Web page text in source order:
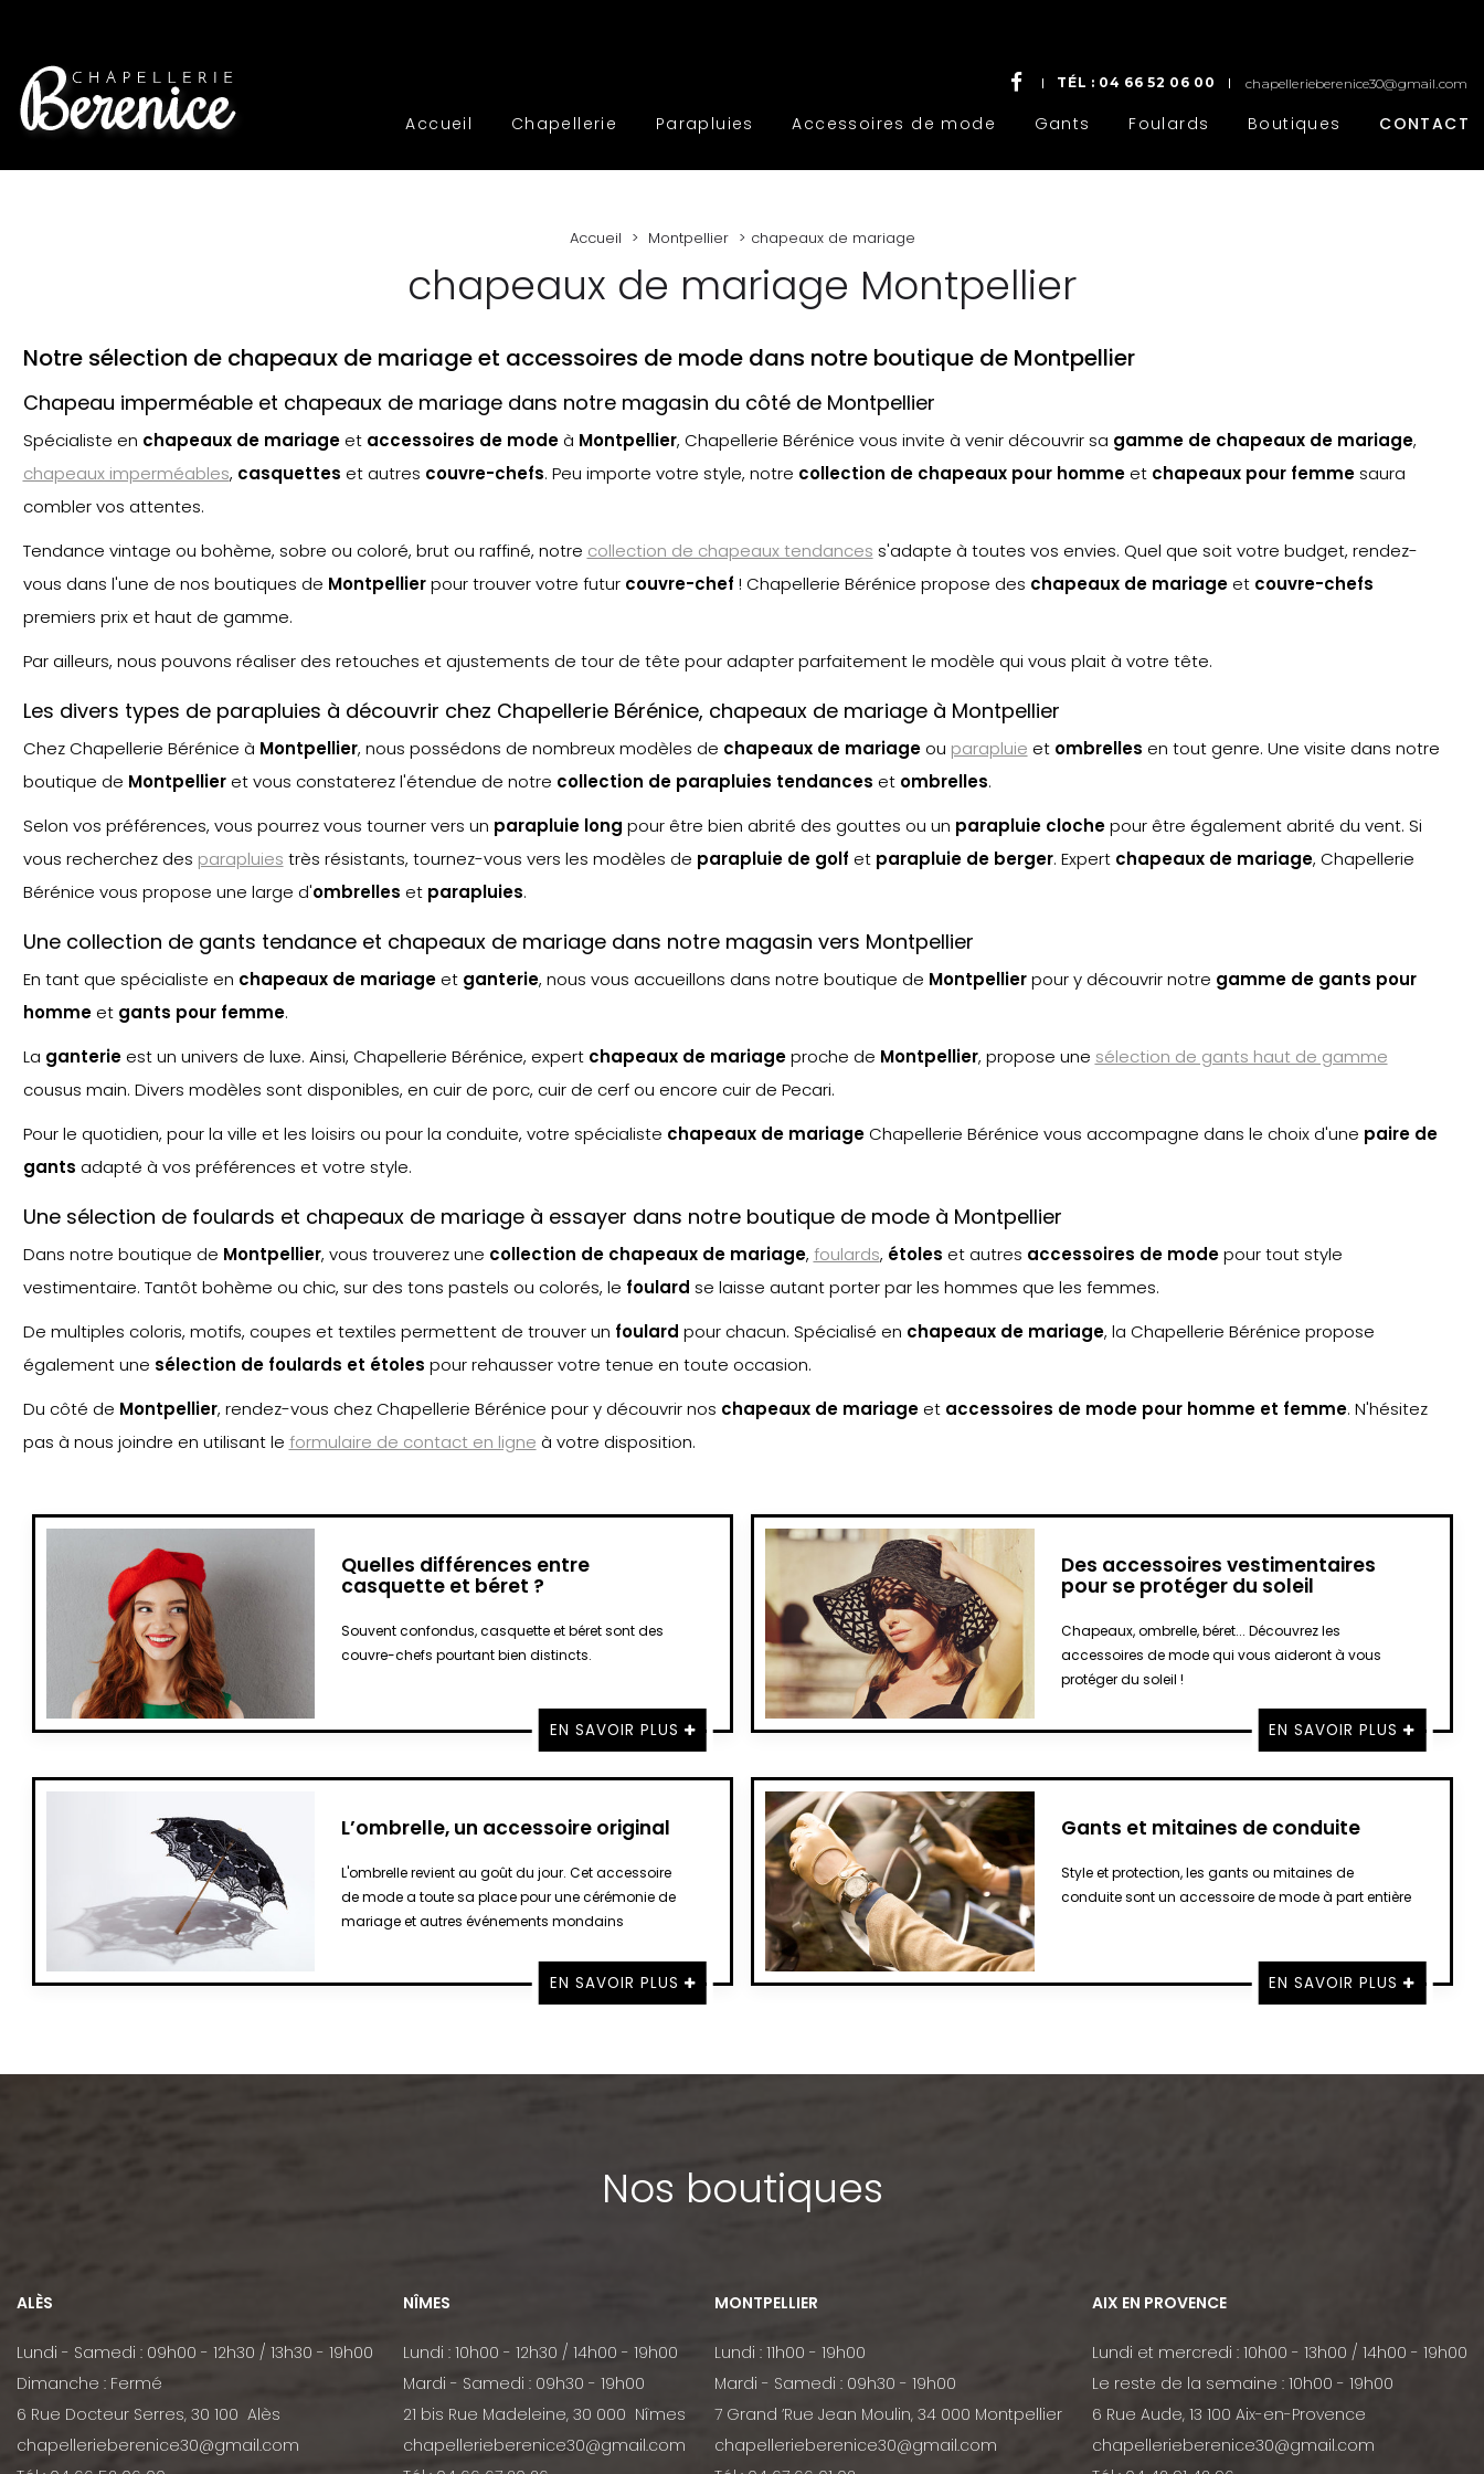
TÉL : 04 66 52 06 00 chapellerieberenice30@gmail.com
Accueil Chapellerie Parapluies Accessoires de mode Gants Foulards Boutiques CONTACT
Accueil Montpellier chapeaux de mariage
chapeaux de mariage Montpellier
Notre sélection de chapeaux de mariage et accessoires de mode dans notre boutique de Montpellier
Chapeau imperméable et chapeaux de mariage dans notre magasin du côté de Montpellier
Spécialiste en chapeaux de mariageet accessoires de modeà Montpellier, Chapellerie Bérénice vous invite à venir découvrir sa gamme de chapeaux de mariage,
chapeaux imperméables, casquettes et autres couvre-chefs. Peu importe votre style, notre collection de chapeaux pour hommeet chapeaux pour femmesaura
combler vos attentes.
Tendance vintage ou bohème, sobre ou coloré, brut ou raffiné, notre collection de chapeaux tendances s'adapte à toutes vos envies. Quel que soit votre budget, rendez-
vous dans l'une de nos boutiques de Montpellierpour trouver votre futur couvre-chef ! Chapellerie Bérénice propose des chapeaux de mariageet couvre-chefs
premiers prix et haut de gamme.
Par ailleurs, nous pouvons réaliser des retouches et ajustements de tour de tête pour adapter parfaitement le modèle qui vous plait à votre tête.
Les divers types de parapluies à découvrir chez Chapellerie Bérénice, chapeaux de mariage à Montpellier
Chez Chapellerie Bérénice à Montpellier, nous possédons de nombreux modèles de chapeaux de mariageou parapluie et ombrelles en tout genre. Une visite dans notre
boutique de Montpellieret vous constaterez l'étendue de notre collection de parapluies tendances et ombrelles.
Selon vos préférences, vous pourrez vous tourner vers un parapluie long pour être bien abrité des gouttes ou un parapluie clochepour être également abrité du vent. Si
vous recherchez des parapluies très résistants, tournez-vous vers les modèles de parapluie de golf et parapluie de berger. Expert chapeaux de mariage, Chapellerie
Bérénice vous propose une large d'ombrelles et parapluies.
Une collection de gants tendance et chapeaux de mariage dans notre magasin vers Montpellier
En tant que spécialiste en chapeaux de mariageet ganterie, nous vous accueillons dans notre boutique de Montpellierpour y découvrir notre gamme de gants pour
hommeet gants pour femme.
La ganterieest un univers de luxe. Ainsi, Chapellerie Bérénice, expert chapeaux de mariageproche de Montpellier, propose une sélection de gants haut de gamme
cousus main. Divers modèles sont disponibles, en cuir de porc, cuir de cerf ou encore cuir de Pecari.
Pour le quotidien, pour la ville et les loisirs ou pour la conduite, votre spécialiste chapeaux de mariageChapellerie Bérénice vous accompagne dans le choix d'une paire de
gants adapté à vos préférences et votre style.
Une sélection de foulards et chapeaux de mariage à essayer dans notre boutique de mode à Montpellier
Dans notre boutique de Montpellier, vous trouverez une collection de chapeaux de mariage, foulards, étoles et autres accessoires de modepour tout style
vestimentaire. Tantôt bohème ou chic, sur des tons pastels ou colorés, le foulard se laisse autant porter par les hommes que les femmes.
De multiples coloris, motifs, coupes et textiles permettent de trouver un foulard pour chacun. Spécialisé en chapeaux de mariage, la Chapellerie Bérénice propose
également une sélection de foulards et étoles pour rehausser votre tenue en toute occasion.
Du côté de Montpellier, rendez-vous chez Chapellerie Bérénice pour y découvrir nos chapeaux de mariageet accessoires de mode pour homme et femme. N'hésitez
pas à nous joindre en utilisant le formulaire de contact en ligne à votre disposition.
Quelles différences entre
casquette et béret ?
Souvent confondus, casquette et béret sont des
couvre-chefs pourtant bien distincts.
EN SAVOIR PLUS
Des accessoires vestimentaires
pour se protéger du soleil
Chapeaux, ombrelle, béret... Découvrez les
accessoires de mode qui vous aideront à vous
protéger du soleil !
EN SAVOIR PLUS
L’ombrelle, un accessoire original
L'ombrelle revient au goût du jour. Cet accessoire
de mode a toute sa place pour une cérémonie de
mariage et autres événements mondains
EN SAVOIR PLUS
Gants et mitaines de conduite
Style et protection, les gants ou mitaines de
conduite sont un accessoire de mode à part entière
EN SAVOIR PLUS
Nos boutiques
ALÈS
Lundi - Samedi : 09h00 - 12h30 / 13h30 - 19h00
Dimanche : Fermé
6 Rue Docteur Serres, 30 100 Alès
chapellerieberenice30@gmail.com
NÎMES
Lundi : 10h00 - 12h30 / 14h00 - 19h00
Mardi - Samedi : 09h30 - 19h00
21 bis Rue Madeleine, 30 000 Nîmes
chapellerieberenice30@gmail.com
MONTPELLIER
Lundi : 11h00 - 19h00
Mardi - Samedi : 09h30 - 19h00
7 Grand ’Rue Jean Moulin, 34 000 Montpellier
chapellerieberenice30@gmail.com
AIX EN PROVENCE
Lundi et mercredi : 10h00 - 13h00 / 14h00 - 19h00
Le reste de la semaine : 10h00 - 19h00
6 Rue Aude, 13 100 Aix-en-Provence
chapellerieberenice30@gmail.com